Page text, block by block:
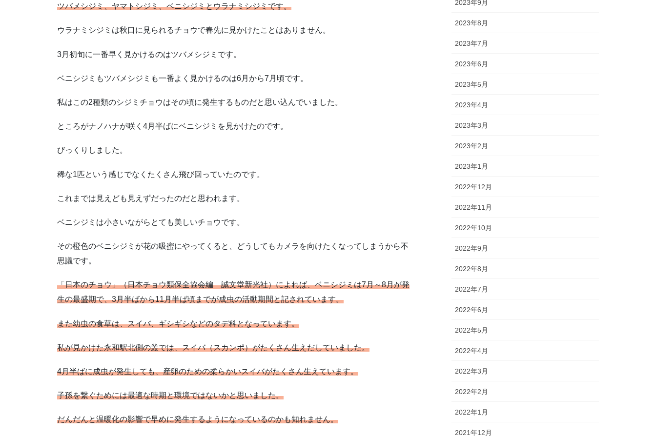
ツバメシジミ、ヤマトシジミ、ベニシジミとウラナミシジミです。
ウラナミシジミは秋口に見られるチョウで春先に見かけたことはありません。
3月初旬に一番早く見かけるのはツバメシジミです。
ベニシジミもツバメシジミも一番よく見かけるのは6月から7月頃です。
私はこの2種類のシジミチョウはその頃に発生するものだと思い込んでいました。
ところがナノハナが咲く4月半ばにベニシジミを見かけたのです。
びっくりしました。
稀な1匹という感じでなくたくさん飛び回っていたのです。
これまでは見えども見えずだったのだと思われます。
ベニシジミは小さいながらとても美しいチョウです。
その橙色のベニシジミが花の吸蜜にやってくると、どうしてもカメラを向けたくなってしまうから不
思議です。
「日本のチョウ」（日本チョウ類保全協会編 誠文堂新光社）によれば、ベニシジミは7月～8月が発
生の最盛期で、3月半ばから11月半ば頃までが成虫の活動期間と記されています。
また幼虫の食草は、スイバ、ギシギシなどのタデ科となっています。
私が見かけた永和駅北側の叢では、スイバ（スカンポ）がたくさん生えだしていました。
4月半ばに成虫が発生しても、産卵のための柔らかいスイバがたくさん生えています。
子孫を繋ぐためには最適な時期と環境ではないかと思いました。
だんだんと温暖化の影響で早めに発生するようになっているのかも知れません。
2023年9月
2023年8月
2023年7月
2023年6月
2023年5月
2023年4月
2023年3月
2023年2月
2023年1月
2022年12月
2022年11月
2022年10月
2022年9月
2022年8月
2022年7月
2022年6月
2022年5月
2022年4月
2022年3月
2022年2月
2022年1月
2021年12月